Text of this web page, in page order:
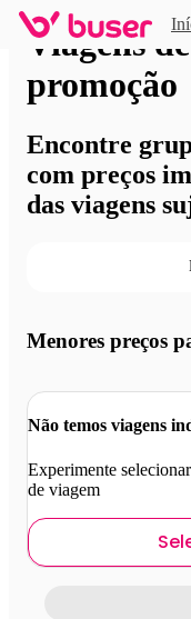
Viagens
promoção
Encontre
com preços
das viagens
Menores preços
Não temos viagens
Experimente
de viagem